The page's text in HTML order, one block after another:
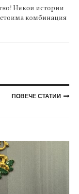
Някои истории
комбинация
ПОВЕЧЕ СТАТИИ